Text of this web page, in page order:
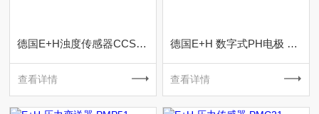
德国E+H浊度传感器CCS50D-AA11AD0-20mg量程
查看详情
德国E+H 数字式PH电极 CPS11D-7BA21
查看详情